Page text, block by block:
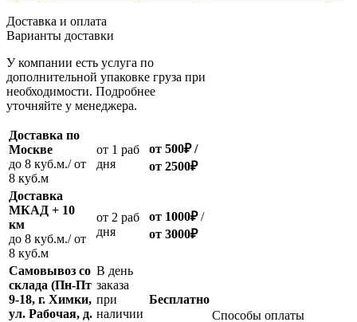
Доставка и оплата
Варианты доставки
У компании есть услуга по
дополнительной упаковке груза при
необходимости. Подробнее
уточняйте у менеджера.
Доставка по
Москве
до 8 куб.м./ от
8 куб.м
oт 1 раб
дня
от 500₽/
от 2500₽
Доставка
МКАД + 10
км
до 8 куб.м./ от
8 куб.м
oт 2 раб
дня
от 1000₽/
от 3000₽
Самовывоз со
склада (Пн-Пт
9-18, г. Химки,
ул. Рабочая, д.
В день
заказа
при
наличии
Бесплатно
Способы оплаты